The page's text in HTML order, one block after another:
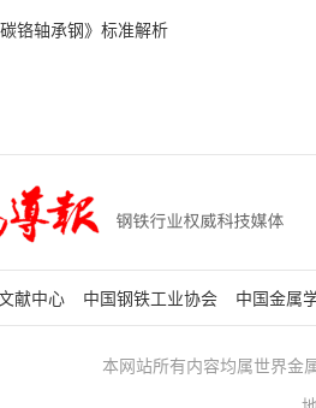
铬轴承钢》标准解析
献中心 中国钢铁工业协会 中国金属
本网站所有内容均属世界金